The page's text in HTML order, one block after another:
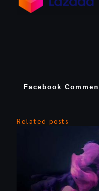
Facebook
Related posts